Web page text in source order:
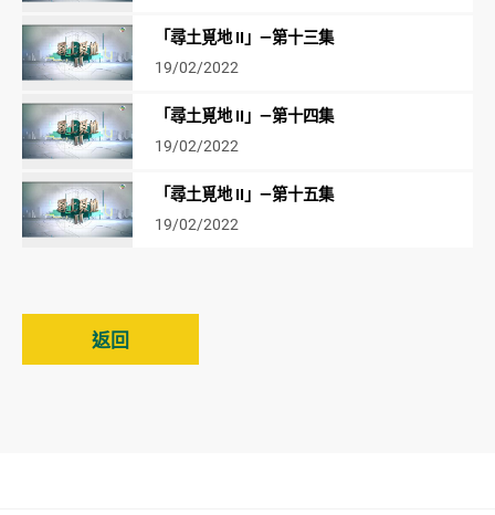
「尋土覓地 II」—第十三集
19/02/2022
「尋土覓地 II」—第十四集
19/02/2022
「尋土覓地 II」—第十五集
19/02/2022
返回